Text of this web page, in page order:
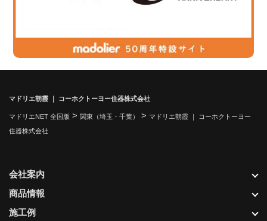
マドリエ朝霞 ｜ コーホクトーヨー住器株式会社
マドリエNET 全国版 > 関東（埼玉・千葉） > マドリエ朝霞 ｜ コーホクトーヨー
住器株式会社
会社案内
商品情報
施工例